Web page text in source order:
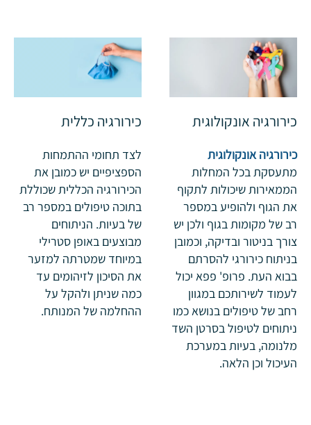
כירורגיה אונקולוגית
כירורגיה אונקולוגית
מתעסקת בכל המחלות
הממאירות שיכולות לתקוף
את הגוף ולהופיע במספר
רב של מקומות בגוף ולכן יש
צורך בניטור ובדיקה, וכמובן
בניתוח כירורגי להסרתם
בבוא העת. פרופ' פפא יכול
לעמוד לשירותכם במגוון
רחב של טיפולים בנושא כמו
ניתוחים לטיפול בסרטן השד
מלנומה, בעיות במערכת
העיכול וכן הלאה.
כירורגיה כללית
לצד תחומי ההתמחות
הספציפיים יש כמובן את
הכירורגיה הכללית שכוללת
בתוכה טיפולים במספר רב
של בעיות. הניתוחים
מבוצעים באופן סטרילי
במיוחד שמטרתה למזער
את הסיכון לזיהומים עד
כמה שניתן ולהקל על
ההחלמה של המנותח.